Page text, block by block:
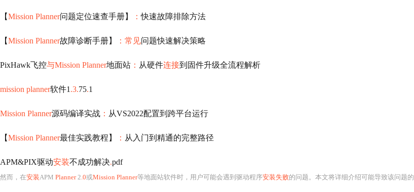
【Mission Planner问题定位速查手册】 ：快速故障排除方法
【Mission Planner故障诊断手册】 ：常见问题快速解决策略
PixHawk飞控与Mission Planner地面站 ： 从硬件连接到固件升级全流程解析
mission planner软件1 .3.75.1
Mission Planner源码编译实战 ： 从VS2022配置到跨平台运行
【Mission Planner最佳实践教程】 ： 从入门到精通的完整路径
APM&PIX驱动安装不成功解决.pdf
然而，在安装APM Planner2.0或Mission Planner等地面站软件时，用户可能会遇到驱动程序安装失败的问题。本文将详细介绍可能导致该问题的